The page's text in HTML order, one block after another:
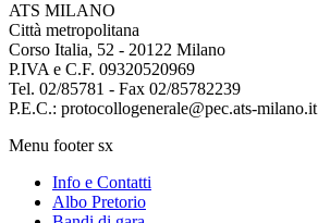
ATS MILANO
Città metropolitana
Corso Italia, 52 - 20122 Milano
P.IVA e C.F. 09320520969
Tel. 02/85781 - Fax 02/85782239
P.E.C.: protocollogenerale@pec.ats-milano.it
Menu footer sx
Info e Contatti
Albo Pretorio